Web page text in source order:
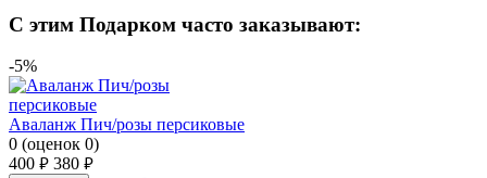
C этим Подарком часто заказывают:
-5%
Аваланж Пич/розы персиковые
0 (оценок 0)
400 руб. 380 руб.